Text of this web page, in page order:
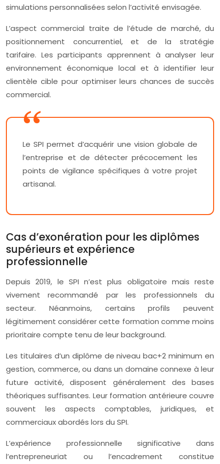
simulations personnalisées selon l’activité envisagée.
L’aspect commercial traite de l’étude de marché, du
positionnement concurrentiel, et de la stratégie
tarifaire. Les participants apprennent à analyser leur
environnement économique local et à identifier leur
clientèle cible pour optimiser leurs chances de succès
commercial.
Le SPI permet d’acquérir une vision globale de
l’entreprise et de détecter précocement les
points de vigilance spécifiques à votre projet
artisanal.
Cas d’exonération pour les diplômes
supérieurs et expérience
professionnelle
Depuis 2019, le SPI n’est plus obligatoire mais reste
vivement recommandé par les professionnels du
secteur. Néanmoins, certains profils peuvent
légitimement considérer cette formation comme moins
prioritaire compte tenu de leur background.
Les titulaires d’un diplôme de niveau bac+2 minimum en
gestion, commerce, ou dans un domaine connexe à leur
future activité, disposent généralement des bases
théoriques suffisantes. Leur formation antérieure couvre
souvent les aspects comptables, juridiques, et
commerciaux abordés lors du SPI.
L’expérience professionnelle significative dans
l’entrepreneuriat ou l’encadrement constitue